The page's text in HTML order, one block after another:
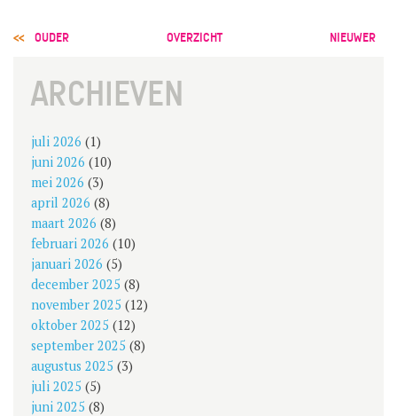
GROEP 8 / JONG CELEANUM
POST
NAVIGATION
OUDER OVERZICHT NIEUWER
ARCHIEVEN
juli 2026 (1)
juni 2026 (10)
mei 2026 (3)
april 2026 (8)
maart 2026 (8)
februari 2026 (10)
januari 2026 (5)
december 2025 (8)
november 2025 (12)
oktober 2025 (12)
september 2025 (8)
augustus 2025 (3)
juli 2025 (5)
juni 2025 (8)